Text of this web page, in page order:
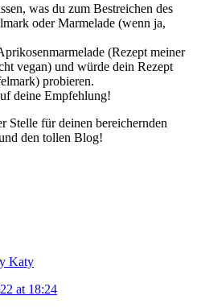
was du zum Bestreichen des
oder Marmelade (wenn ja,
(Rezept meiner
vegan) und würde dein Rezept
probieren.
deine Empfehlung!
Stelle für deinen bereichernden
den tollen Blog!
Katy
at 18:24